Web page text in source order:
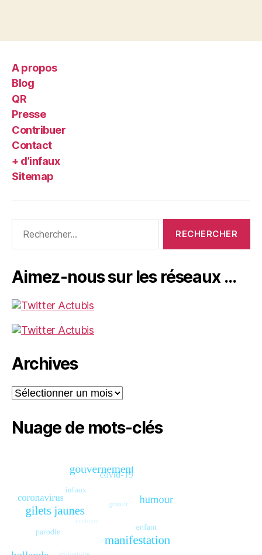
A propos
Blog
QR
Presse
Contribuer
Contact
+ d’infaux
Sitemap
Aimez-nous sur les réseaux …
Archives
Archives
Nuage de mots-clés